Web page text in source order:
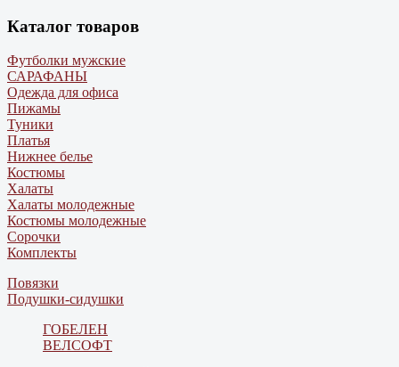
Каталог товаров
Футболки мужские
САРАФАНЫ
Одежда для офиса
Пижамы
Туники
Платья
Нижнее белье
Костюмы
Халаты
Халаты молодежные
Костюмы молодежные
Сорочки
Комплекты
Повязки
Подушки-сидушки
ГОБЕЛЕН
ВЕЛСОФТ